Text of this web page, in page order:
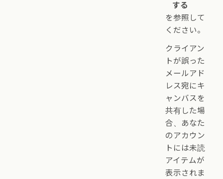
する
を参照して
ください。
クライアン
トが誤った
メールアド
レス宛にキ
ャンバスを
共有した場
合、あなた
のアカウン
トには未読
アイテムが
表示されま